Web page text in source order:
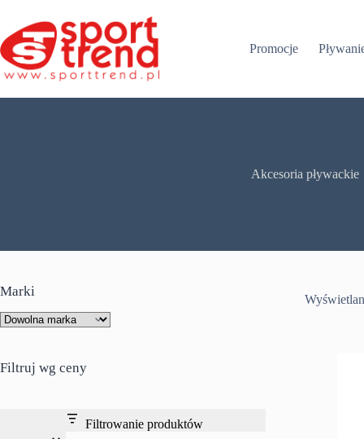
treści
Promocje
Akcesoria pływackie
Marki
Filtruj wg ceny
Filtrowanie produktów